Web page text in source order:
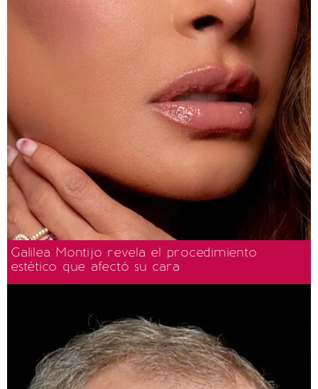
Galilea Montijo revela el procedimiento
estético que afectó su cara